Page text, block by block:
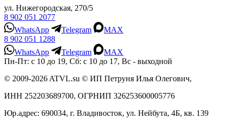
ул. Нижегородская, 270/5
8 902 051 2077
WhatsApp
Telegram
MAX
8 902 051 1288
WhatsApp
Telegram
MAX
Пн-Пт: с 10 до 19, Сб: с 10 до 17, Вс - выходной
© 2009-2026 ATVL.su © ИП Петруня Илья Олегович,
ИНН 252203689700, ОГРНИП 326253600005776
Юр.адрес: 690034, г. Владивосток, ул. Нейбута, 4Б, кв. 139